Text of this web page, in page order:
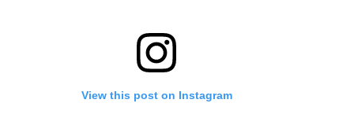
View this post on Instagram